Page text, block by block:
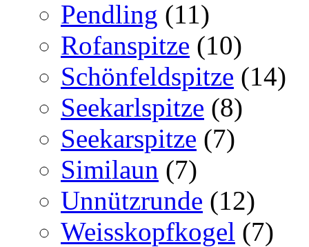
Pendling (11)
Rofanspitze (10)
Schönfeldspitze (14)
Seekarlspitze (8)
Seekarspitze (7)
Similaun (7)
Unnützrunde (12)
Weisskopfkogel (7)